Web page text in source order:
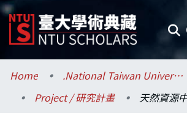
Communities & Collections
Research Outputs
Home
.National Taiwan University / 國立臺灣大學
Project / 研究計畫